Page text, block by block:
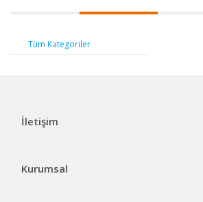
Tüm Kategoriler
İletişim
Kurumsal